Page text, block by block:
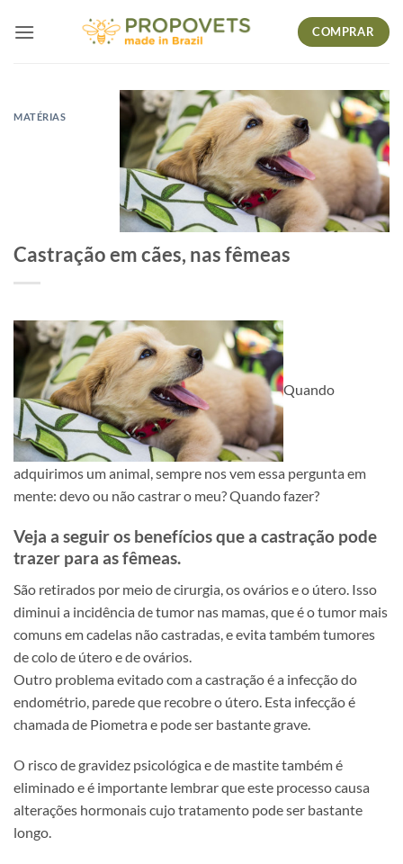
COMPRAR
MATÉRIAS
Castração em cães, nas fêmeas
Quando
adquirimos um animal, sempre nos vem essa pergunta em
mente: devo ou não castrar o meu? Quando fazer?
Veja a seguir os benefícios que a castração pode
trazer para as fêmeas.
São retirados por meio de cirurgia, os ovários e o útero. Isso
diminui a incidência de tumor nas mamas, que é o tumor mais
comuns em cadelas não castradas, e evita também tumores
de colo de útero e de ovários.
Outro problema evitado com a castração é a infecção do
endométrio, parede que recobre o útero. Esta infecção é
chamada de Piometra e pode ser bastante grave.
O risco de gravidez psicológica e de mastite também é
eliminado e é importante lembrar que este processo causa
alterações hormonais cujo tratamento pode ser bastante
longo.